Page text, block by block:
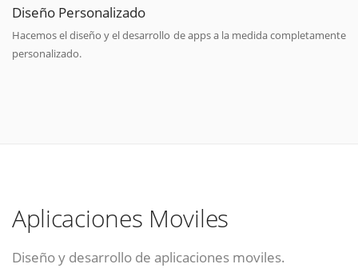
Diseño Personalizado
Hacemos el diseño y el desarrollo de apps a la medida completamente
personalizado.
Aplicaciones Moviles
Diseño y desarrollo de aplicaciones moviles.